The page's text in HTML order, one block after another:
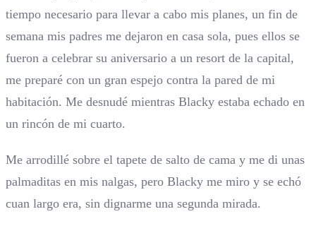
tiempo necesario para llevar a cabo mis planes, un fin de
semana mis padres me dejaron en casa sola, pues ellos se
fueron a celebrar su aniversario a un resort de la capital,
me preparé con un gran espejo contra la pared de mi
habitación. Me desnudé mientras Blacky estaba echado en
un rincón de mi cuarto.
Me arrodillé sobre el tapete de salto de cama y me di unas
palmaditas en mis nalgas, pero Blacky me miro y se echó
cuan largo era, sin dignarme una segunda mirada.